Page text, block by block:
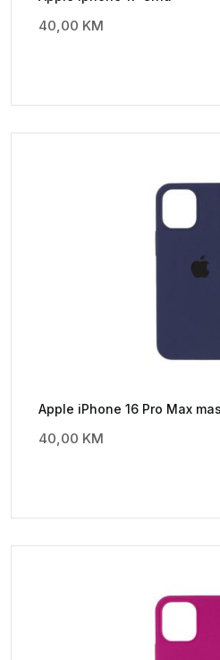
40,00 KM
Apple iPhone 16 Pro Max
40,00 KM